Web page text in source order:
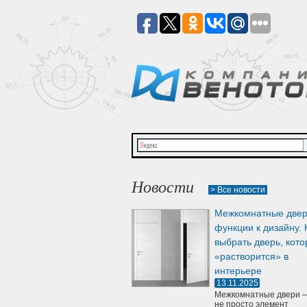
Новости > Все новости
Межкомнатные
функции к дизайну.
выбрать дверь,
«растворится» в
интерьере
13.11.2025
Межкомнатные двери
не просто элемент